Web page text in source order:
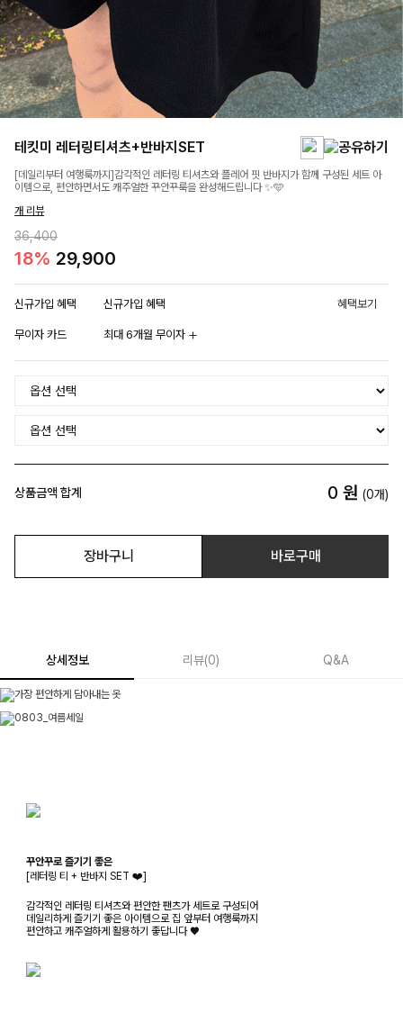
테킷미 레터링티셔츠+반바지SET
[데일리부터 여행룩까지]감각적인 레터링 티셔츠와 플레어 핏 반바지가 함께 구성된 세트 아
이템으로, 편안하면서도 캐주얼한 꾸안꾸룩을 완성해드립니다 ✨🩵
개 리뷰
36,400
18% 29,900
신규가입 혜택 신규가입 혜택 혜택보기
무이자 카드 최대 6개월 무이자
상품금액 합계 0 원 (0개)
장바구니 바로구매
상세정보 리뷰(0) Q&A
꾸안꾸로 즐기기 좋은
[레터링 티 + 반바지 SET ❤️]
감각적인 레터링 티셔츠와 편안한 팬츠가 세트로 구성되어
데일리하게 즐기기 좋은 아이템으로 집 앞부터 여행룩까지
편안하고 캐주얼하게 활용하기 좋답니다 ♥